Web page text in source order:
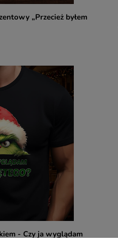
„Przecież byłem
- Czy ja wyglądam